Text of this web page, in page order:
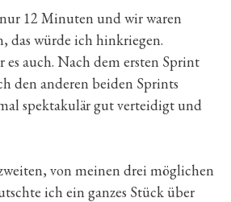
12 Minuten und wir waren
das würde ich hinkriegen.
auch. Nach dem ersten Sprint
den anderen beiden Sprints
spektakulär gut verteidigt und
von meinen drei möglichen
ich ein ganzes Stück über